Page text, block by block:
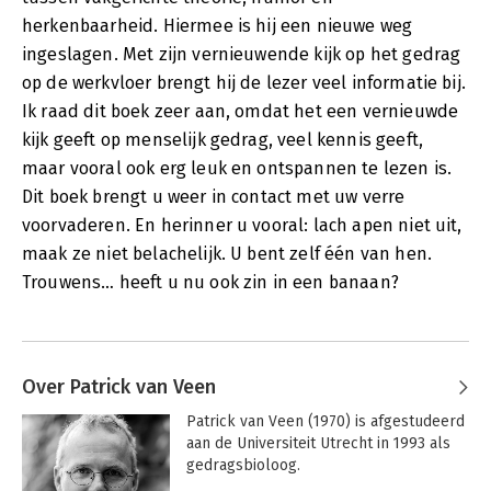
herkenbaarheid. Hiermee is hij een nieuwe weg
ingeslagen. Met zijn vernieuwende kijk op het gedrag
op de werkvloer brengt hij de lezer veel informatie bij.
Ik raad dit boek zeer aan, omdat het een vernieuwde
kijk geeft op menselijk gedrag, veel kennis geeft,
maar vooral ook erg leuk en ontspannen te lezen is.
Dit boek brengt u weer in contact met uw verre
voorvaderen. En herinner u vooral: lach apen niet uit,
maak ze niet belachelijk. U bent zelf één van hen.
Trouwens… heeft u nu ook zin in een banaan?
Over Patrick van Veen
Patrick van Veen (1970) is afgestudeerd
aan de Universiteit Utrecht in 1993 als
gedragsbioloog.